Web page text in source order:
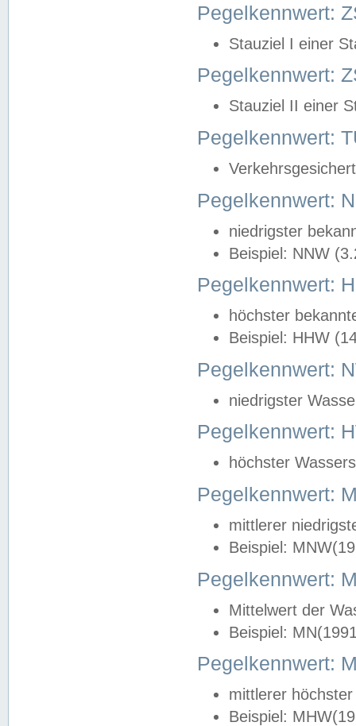
Pegelkennwert:
Stauziel I einer
Pegelkennwert:
Stauziel II einer
Pegelkennwert:
Pegelkennwert:
niedrigster
Beispiel: NNW
Pegelkennwert:
höchster
Beispiel: HHW
Pegelkennwert:
niedrigster
Pegelkennwert:
höchster
Pegelkennwert:
mittlerer
Beispiel:
Pegelkennwert:
Mittelwert der
Beispiel:
Pegelkennwert:
mittlerer
Beispiel: